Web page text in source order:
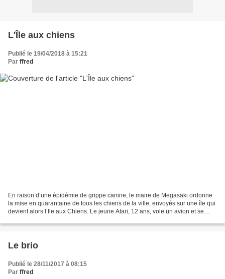
L'Île aux chiens
Publié le 19/04/2018 à 15:21
Par ffred
En raison d’une épidémie de grippe canine, le maire de Megasaki ordonne
la mise en quarantaine de tous les chiens de la ville, envoyés sur une île qui
devient alors l’Ile aux Chiens. Le jeune Atari, 12 ans, vole un avion et se
Le brio
Publié le 28/11/2017 à 08:15
Par ffred